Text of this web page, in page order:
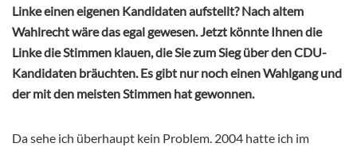
Linke einen eigenen Kandidaten aufstellt? Nach altem
Wahlrecht wäre das egal gewesen. Jetzt könnte Ihnen die
Linke die Stimmen klauen, die Sie zum Sieg über den CDU-
Kandidaten bräuchten. Es gibt nur noch einen Wahlgang und
der mit den meisten Stimmen hat gewonnen.
Da sehe ich überhaupt kein Problem. 2004 hatte ich im